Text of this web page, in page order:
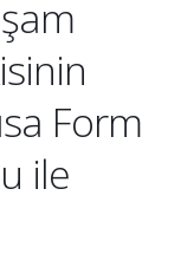
Form
ile